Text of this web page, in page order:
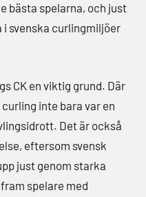
bästa spelarna, och just
i svenska curlingmiljöer
CK en viktig grund. Där
inte bara var en
Det är också
eftersom svensk
just genom starka
spelare med